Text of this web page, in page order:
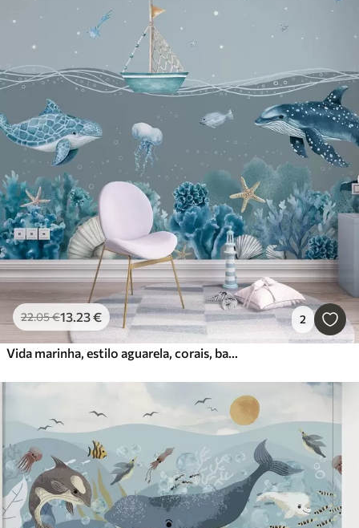
22.05€13.23€ 2
Vida marinha, estilo aguarela, corais, barco, golfinho, medusa, céu estrelado, cores azuis suaves